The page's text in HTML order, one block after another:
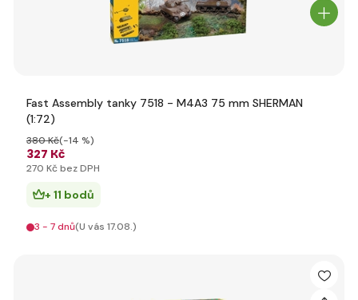
Fast Assembly tanky 7518 - M4A3 75 mm SHERMAN
(1:72)
327 Kč
380 Kč(-14 %)
270 Kč bez DPH
+ 11 bodů
3 - 7 dnů(U vás 17.08.)